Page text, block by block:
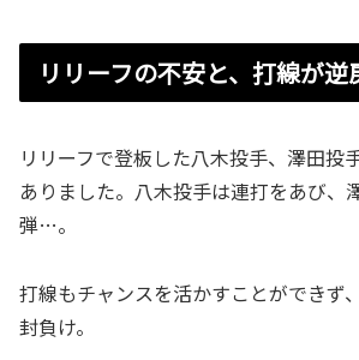
リリーフの不安と、打線が逆
リリーフで登板した八木投手、澤田投
ありました。八木投手は連打をあび、
弾…。
打線もチャンスを活かすことができず
封負け。